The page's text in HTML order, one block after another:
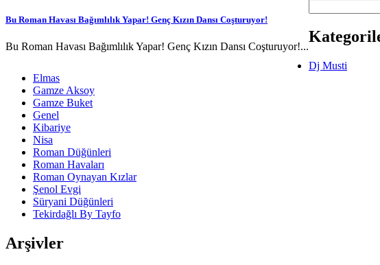
Bu Roman Havası Bağımlılık Yapar! Genç Kızın Dansı Coşturuyor!
Bu Roman Havası Bağımlılık Yapar! Genç Kızın Dansı Coşturuyor!...
Dj Musti
Elmas
Gamze Aksoy
Gamze Buket
Genel
Kibariye
Nisa
Roman Düğünleri
Roman Havaları
Roman Oynayan Kızlar
Şenol Evgi
Süryani Düğünleri
Tekirdağlı By Tayfo
Arşivler